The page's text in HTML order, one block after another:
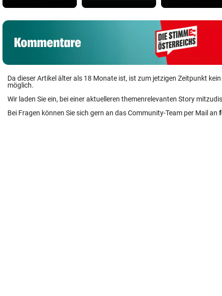
Da dieser Artikel älter als 18 Monate ist, ist zum jetzigen Zeitpunkt
möglich.
Wir laden Sie ein, bei einer aktuelleren themenrelevanten Story
Bei Fragen können Sie sich gern an das Community-Team per Mail an